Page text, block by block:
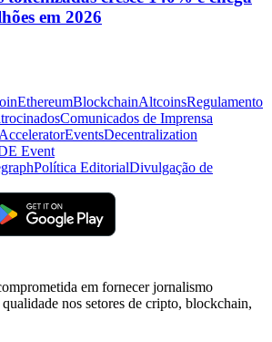
em 2026
EthereumBlockchainAltcoinsRegulamento
Comunicados de Imprensa
AcceleratorEventsDecentralization
Event
Política EditorialDivulgação de
em fornecer jornalismo
nos setores de cripto, blockchain,